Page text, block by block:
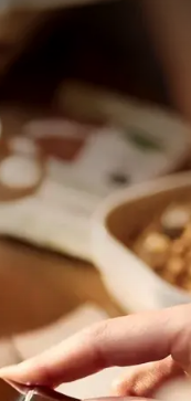
prijs
Kamerindeling
1 kamer, 2 personen